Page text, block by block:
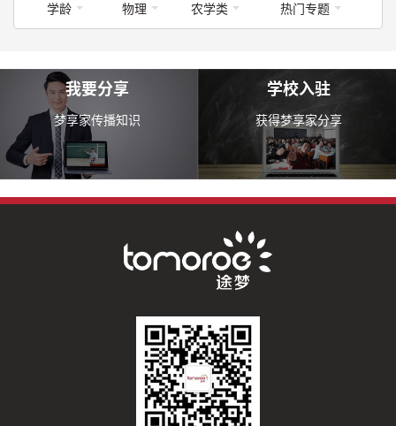
学龄 物理 农学类 热门专题
我要分享
梦享家传播知识
学校入驻
获得梦享家分享